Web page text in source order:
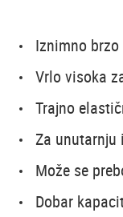
Iznimno
Vrlo visoka
Trajno
Za unutarnju
Može se
Dobar